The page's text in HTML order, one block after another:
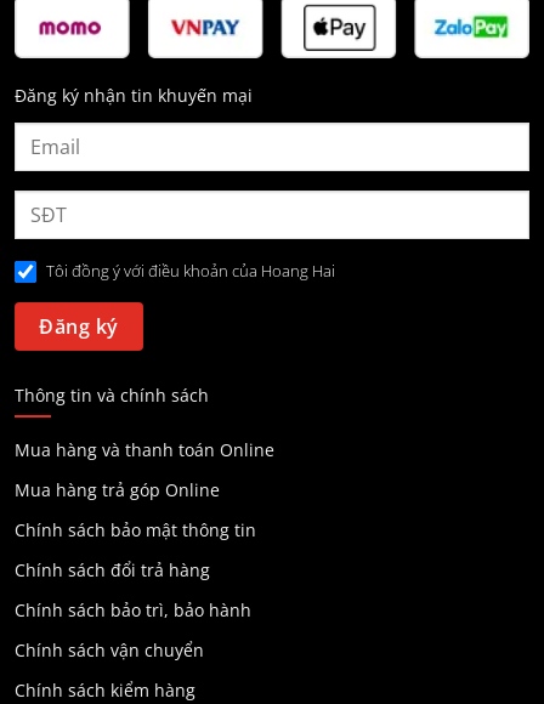
Đăng ký nhận tin khuyến mại
Tôi đồng ý với điều khoản của Hoang Hai
Thông tin và chính sách
Mua hàng và thanh toán Online
Mua hàng trả góp Online
Chính sách bảo mật thông tin
Chính sách đổi trả hàng
Chính sách bảo trì, bảo hành
Chính sách vận chuyển
Chính sách kiểm hàng